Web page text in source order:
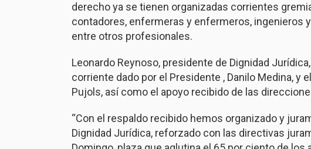
derecho ya se tienen organizadas corrientes
contadores, enfermeras y enfermeros, ingenieros
entre otros profesionales.
Leonardo Reynoso, presidente de Dignidad
corriente dado por el Presidente , Danilo Medina, y
Pujols, así como el apoyo recibido de las
“Con el respaldo recibido hemos organizado y
Dignidad Jurídica, reforzado con las directivas